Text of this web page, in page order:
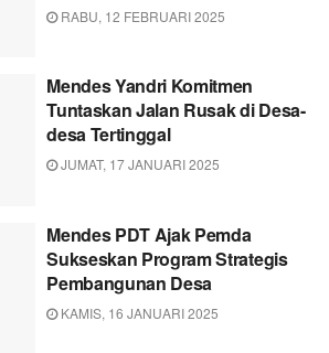
RABU, 12 FEBRUARI 2025
Mendes Yandri Komitmen
Tuntaskan Jalan Rusak di Desa-
desa Tertinggal
JUMAT, 17 JANUARI 2025
Mendes PDT Ajak Pemda
Sukseskan Program Strategis
Pembangunan Desa
KAMIS, 16 JANUARI 2025